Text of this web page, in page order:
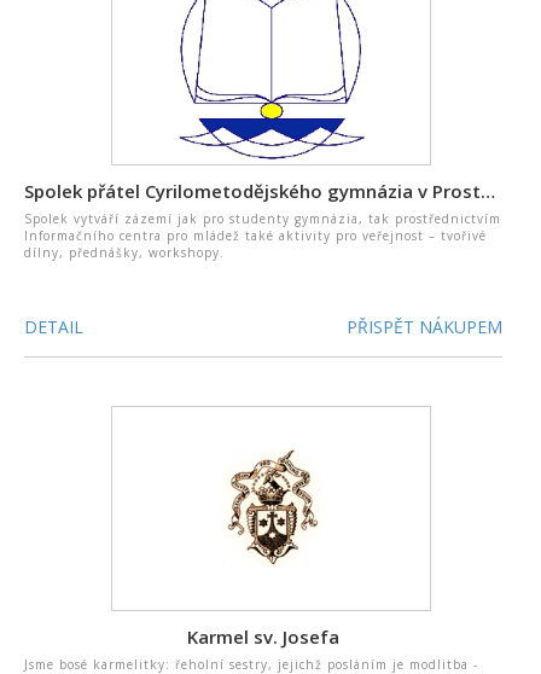
Spolek přátel Cyrilometodějského gymnázia v Prostějově
Spolek vytváří zázemí jak pro studenty gymnázia, tak prostřednictvím
Informačního centra pro mládež také aktivity pro veřejnost – tvořivé
dílny, přednášky, workshopy.
DETAIL PŘISPĚT NÁKUPEM
Karmel sv. Josefa
Jsme bosé karmelitky: řeholní sestry, jejichž posláním je modlitba -